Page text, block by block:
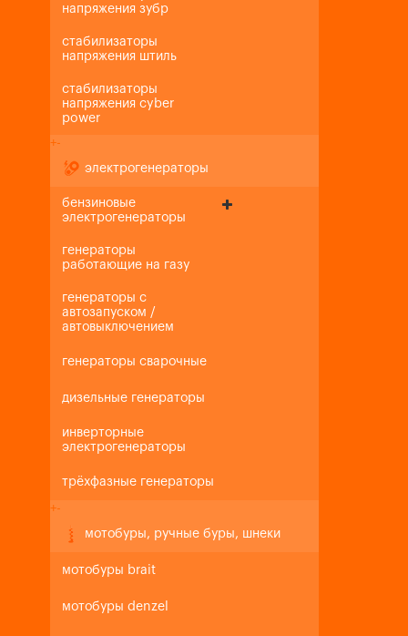
напряжения зубр
стабилизаторы
напряжения штиль
стабилизаторы
напряжения cyber
power
+-
электрогенераторы
бензиновые
электрогенераторы
генераторы
работающие на газу
генераторы с
автозапуском /
автовыключением
генераторы сварочные
дизельные генераторы
инверторные
электрогенераторы
трёхфазные генераторы
+-
мотобуры, ручные буры, шнеки
мотобуры brait
мотобуры denzel